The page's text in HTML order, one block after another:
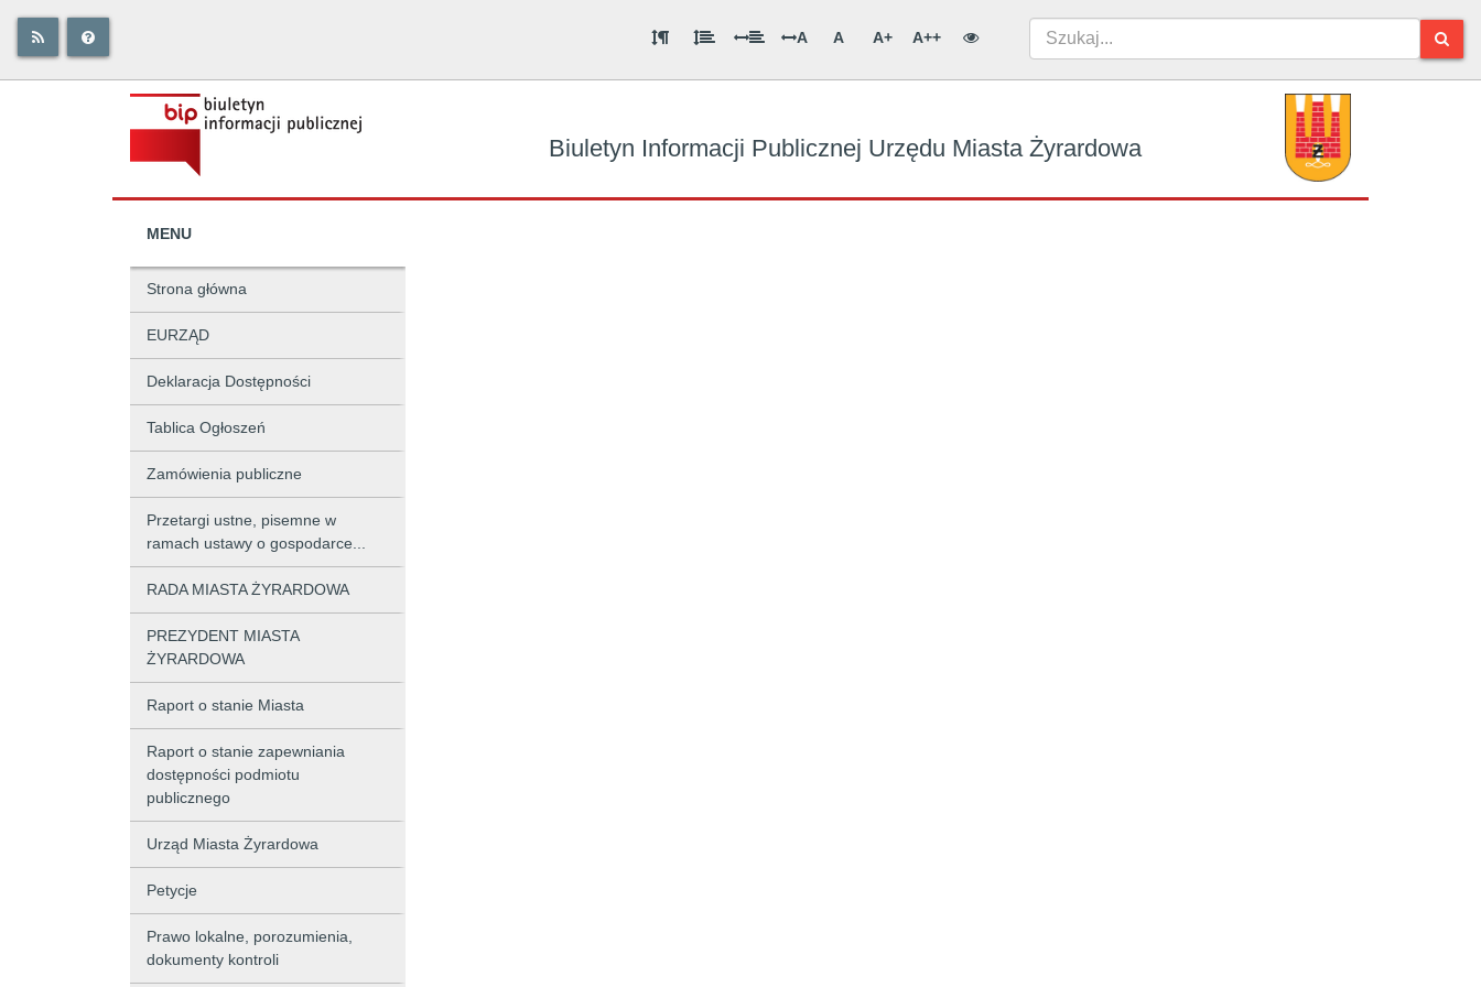
A A A+ A++
Biuletyn Informacji Publicznej Urzędu Miasta Żyrardowa
MENU
Strona główna
EURZĄD
Deklaracja Dostępności
Tablica Ogłoszeń
Zamówienia publiczne
Przetargi ustne, pisemne w
ramach ustawy o gospodarce...
RADA MIASTA ŻYRARDOWA
PREZYDENT MIASTA
ŻYRARDOWA
Raport o stanie Miasta
Raport o stanie zapewniania
dostępności podmiotu
publicznego
Urząd Miasta Żyrardowa
Petycje
Prawo lokalne, porozumienia,
dokumenty kontroli